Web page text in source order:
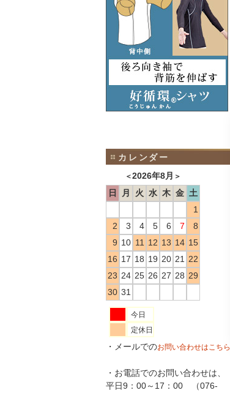
カレンダー
＜2026年8月 ＞
日 月 火 水 木 金 土
1
2
3 4 5 6 7
8
9 10 11 12 13 14 15
16 17 18 19 20 21
22
23 24 25 26 27 28 29
30 31
今日
定休日
・メールでのお問い合わせはこちら
・お電話でのお問い合わせは、
平日9：00～17：00 （076-